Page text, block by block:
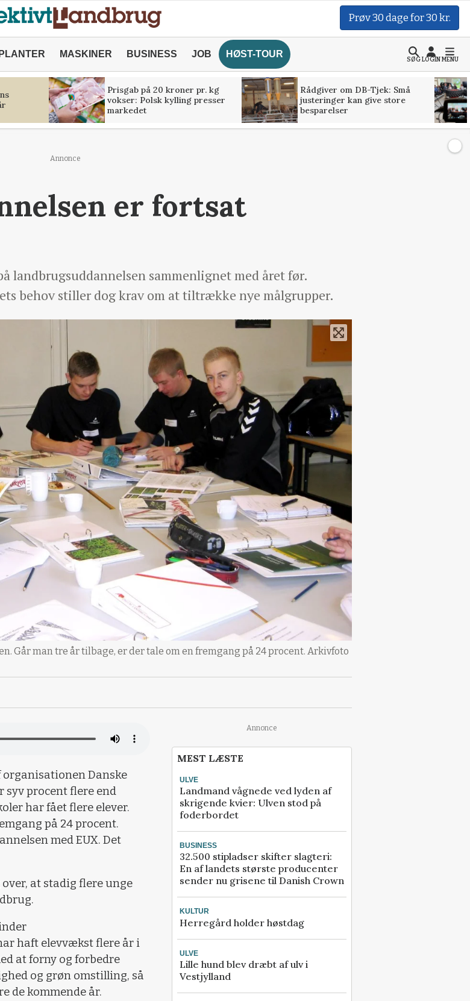
Prøv 30 dage for 30 kr.
PLANTER MASKINER BUSINESS JOB HØST-TOUR
SØGLOGINMENU
Prisgab på 20 kroner pr. kg
vokser: Polsk kylling presser
markedet
Rådgiver om DB-Tjek: Små
justeringer kan give store
besparelser
Annonce
er fortsat
landbrugsuddannelsen sammenlignet med året før.
behov stiller dog krav om at tiltrække nye målgrupper.
Går man tre år tilbage, er der tale om en fremgang på 24 procent. Arkivfoto
organisationen Danske
syv procent flere end
har fået flere elever.
på 24 procent.
med EUX. Det
at stadig flere unge
haft elevvækst flere år i
at forny og forbedre
og grøn omstilling, så
de kommende år.
Annonce
MEST LÆSTE
ULVE
Landmand vågnede ved lyden af
skrigende kvier: Ulven stod på
foderbordet
BUSINESS
32.500 stipladser skifter slagteri:
En af landets største producenter
sender nu grisene til Danish Crown
KULTUR
Herregård holder høstdag
ULVE
Lille hund blev dræbt af ulv i
Vestjylland